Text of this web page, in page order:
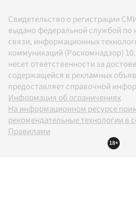
Свидетельство о регистрации
выдано федеральной службой по
связи, информационных
коммуникаций (Роскомнадзор)
несет ответственности за
содержащейся в рекламных
предоставляет справочной
Информация об ограничениях
На информационном ресурсе
рекомендательные технологии в
Правилами
18+